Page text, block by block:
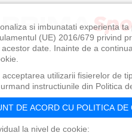
si imbunatati experienta
(UE) 2016/679 privind
date. Inainte de a
utilizarii fisierelor de
instructiunile din Politica
DE ACORD CU POLITICA DE
la nivel de cookie: